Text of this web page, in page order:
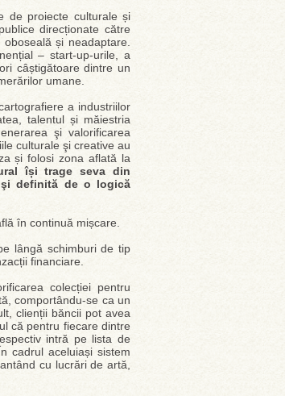
de proiecte culturale și
direcționate către
și neadaptare.
– start-up-urile, a
câștigătoare dintre un
umane.
a industriilor
talentul și măiestria
şi valorificarea
culturale şi creative au
și folosi zona aflată la
își trage seva din
definită de o logică
în continuă mișcare.
lângă schimburi de tip
financiare.
colecției pentru
comportându-se ca un
clienții băncii pot avea
că pentru fiecare dintre
intră pe lista de
cadrul aceluiași sistem
cu lucrări de artă,